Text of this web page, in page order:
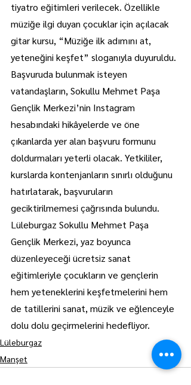
tiyatro eğitimleri verilecek. Özellikle
müziğe ilgi duyan çocuklar için açılacak
gitar kursu, “Müziğe ilk adımını at,
yeteneğini keşfet” sloganıyla duyuruldu.
Başvuruda bulunmak isteyen
vatandaşların, Sokullu Mehmet Paşa
Gençlik Merkezi’nin Instagram
hesabındaki hikâyelerde ve öne
çıkanlarda yer alan başvuru formunu
doldurmaları yeterli olacak. Yetkililer,
kurslarda kontenjanların sınırlı olduğunu
hatırlatarak, başvuruların
geciktirilmemesi çağrısında bulundu.
Lüleburgaz Sokullu Mehmet Paşa
Gençlik Merkezi, yaz boyunca
düzenleyeceği ücretsiz sanat
eğitimleriyle çocukların ve gençlerin
hem yeteneklerini keşfetmelerini hem
de tatillerini sanat, müzik ve eğlenceyle
dolu dolu geçirmelerini hedefliyor.
Lüleburgaz
Manşet